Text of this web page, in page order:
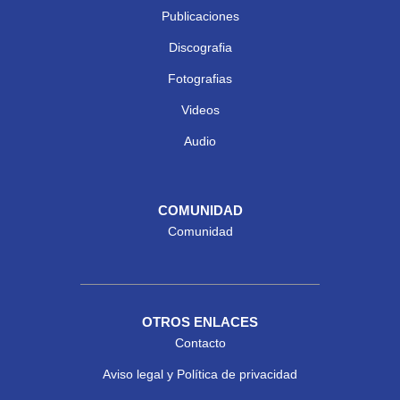
Publicaciones
Discografia
Fotografias
Videos
Audio
COMUNIDAD
Comunidad
OTROS ENLACES
Contacto
Aviso legal y Política de privacidad